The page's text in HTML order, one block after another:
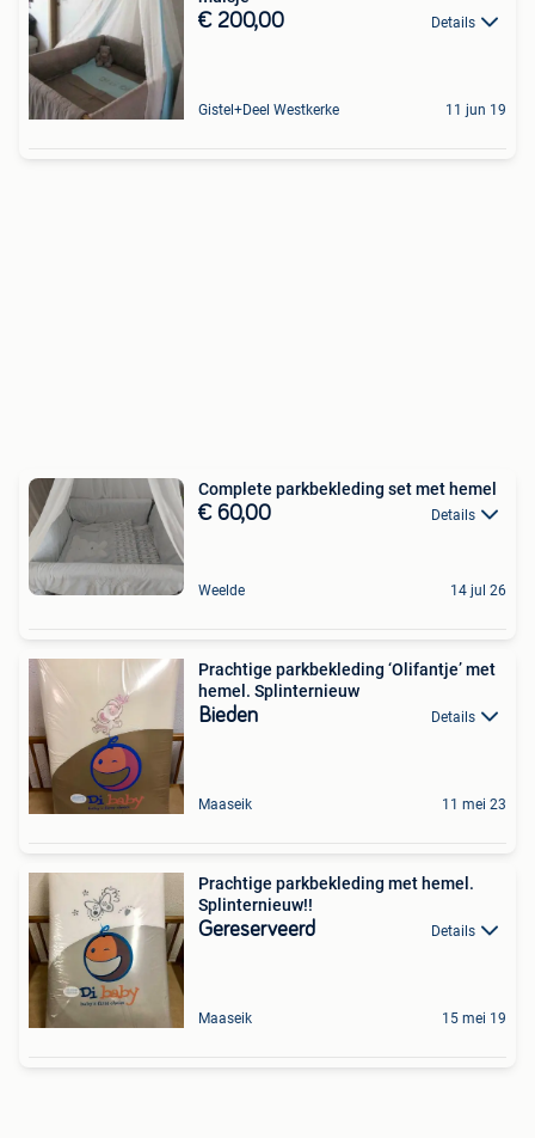
€ 200,00 Details
Gistel+Deel Westkerke 11 jun 19
Complete parkbekleding set met hemel
€ 60,00 Details
Weelde 14 jul 26
Prachtige parkbekleding ‘Olifantje’ met
hemel. Splinternieuw
Bieden Details
Maaseik 11 mei 23
Prachtige parkbekleding met hemel.
Splinternieuw!!
Gereserveerd Details
Maaseik 15 mei 19